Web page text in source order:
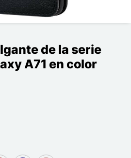
de la serie
A71 en color